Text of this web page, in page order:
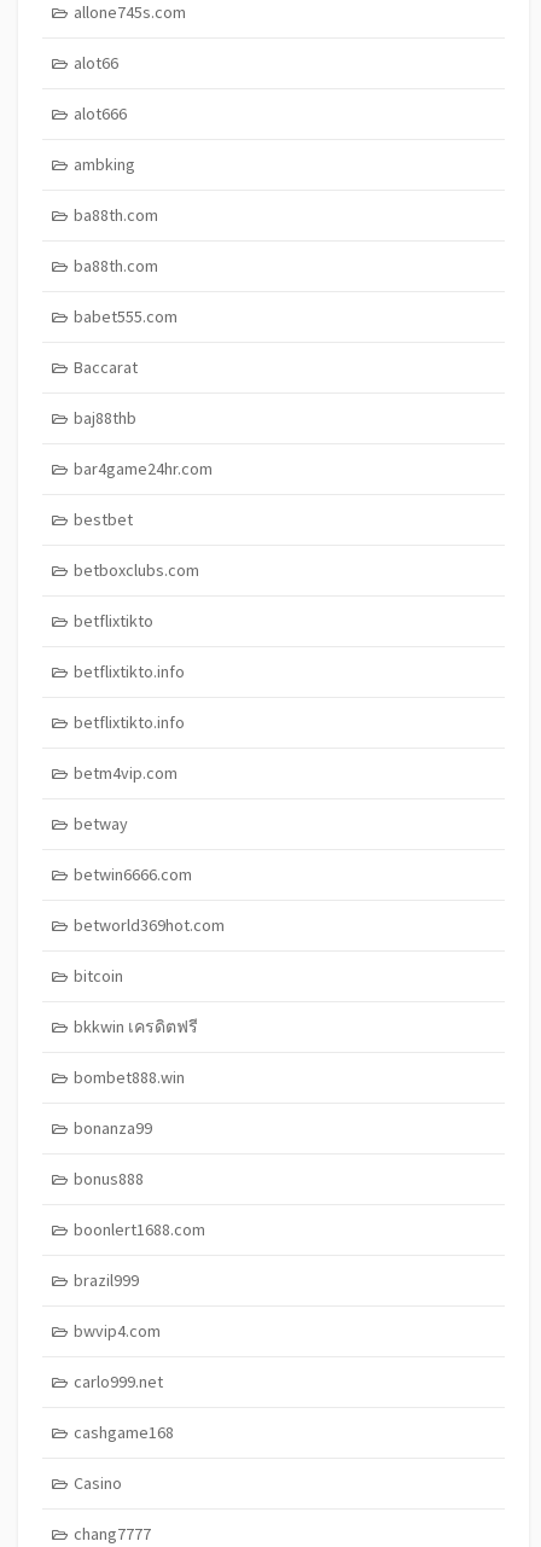
allone745s.com
alot66
alot666
ambking
ba88th.com
ba88th.com
babet555.com
Baccarat
baj88thb
bar4game24hr.com
bestbet
betboxclubs.com
betflixtikto
betflixtikto.info
betflixtikto.info
betm4vip.com
betway
betwin6666.com
betworld369hot.com
bitcoin
bkkwin เครดิตฟรี
bombet888.win
bonanza99
bonus888
boonlert1688.com
brazil999
bwvip4.com
carlo999.net
cashgame168
Casino
chang7777